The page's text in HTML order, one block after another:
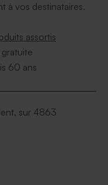
à vos destinataires.
assortis
60 ans
sur 4863